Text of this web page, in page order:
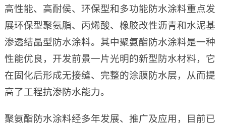
高性能、高耐侯、环保型和多功能防水涂料重点发
展环保型聚氨脂、丙烯酸、橡胶改性沥青和水泥基
渗透结晶型防水涂料。其中聚氨酯防水涂料是一种
性能优良，开发前景一片光明的新型防水材料，它
在固化后形成无接缝、完整的涂膜防水层，从而提
高了工程抗渗防水能力。
聚氨酯防水涂料经多年发展、推广及应用，目前已